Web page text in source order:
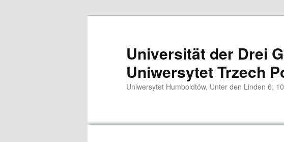
Universität der Drei
Uniwersytet Trzech
Uniwersytet Humboldtów, Unter den Linden 6,